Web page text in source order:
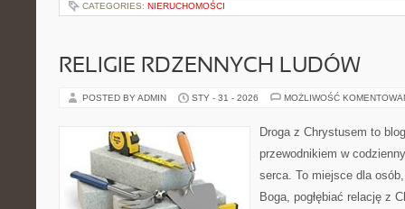
CATEGORIES: NIERUCHOMOŚCI
RELIGIE RDZENNYCH LUDÓW
POSTED BY ADMIN STY - 31 - 2026 MOŻLIWOŚĆ
Droga z Chrystusem to
przewodnikiem w
serca. To miejsce dla
Boga, pogłębiać relację z